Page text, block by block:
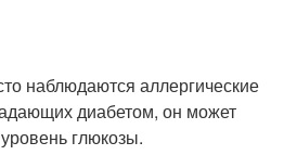
наблюдаются аллергические
диабетом, он может
глюкозы.